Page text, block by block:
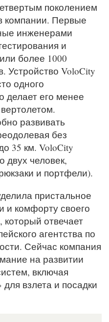
поколением
компании. Первые
инженерами
и
более 1000
Устройство VoloCity
одного
делает его менее
развивать
без
35 км. VoloCity
двух человек,
и портфели).
пристальное
и комфорту своего
который отвечает
агентства по
Сейчас компания
на развитии
включая
взлета и посадки